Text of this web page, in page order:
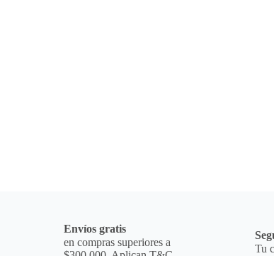
Envíos gratis
en compras superiores a
Tu